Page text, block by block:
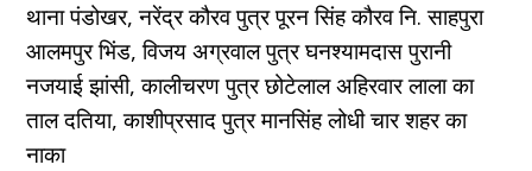
थाना पंडोखर, नरेंद्र कौरव पुत्र पूरन सिंह कौरव नि. साहपुरा
आलमपुर भिंड, विजय अग्रवाल पुत्र घनश्यामदास पुरानी
नजयाई झांसी, कालीचरण पुत्र छोटेलाल अहिरवार लाला का
ताल दतिया, काशीप्रसाद पुत्र मानसिंह लोधी चार शहर का
नाका